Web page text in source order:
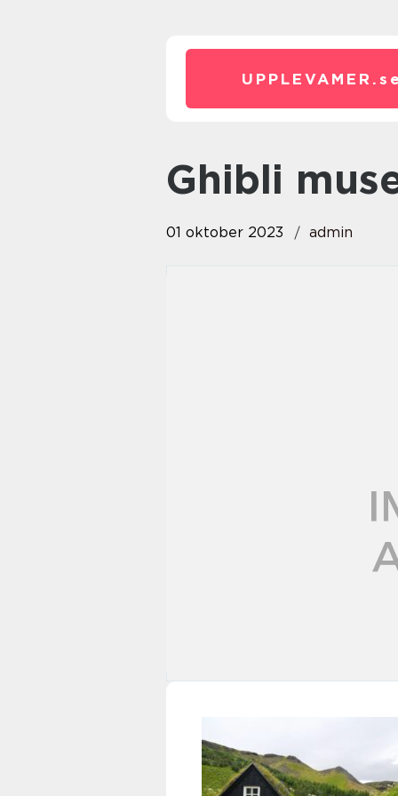
UPPLEVAMER.
ghibli
01 oktober 2023 admin